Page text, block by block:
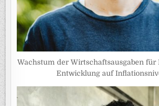
Wachstum der Wirtschaftsausgaben für
Entwicklung auf